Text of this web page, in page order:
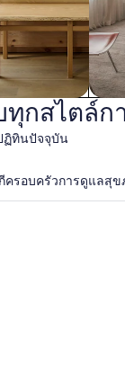
อพา
กสไตล์ก
ฏิทินปัจจุบัน
ครอบครัวการดูแลสุข